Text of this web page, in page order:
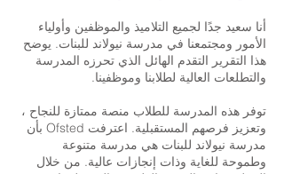
أنا سعيد جدًا لجميع التلاميذ والموظفين وأولياء
الأمور ومجتمعنا في مدرسة نيولاند للبنات. يوضح
هذا التقرير التقدم الهائل الذي تحرزه المدرسة
والتطلعات العالية لطلابنا وموظفينا.
توفر هذه المدرسة للطلاب منصة ممتازة للنجاح ،
وتعزيز فرصهم المستقبلية. اعترفت Ofsted بأن
مدرسة نيولاند للبنات هي مدرسة متنوعة
وطموحة للغاية وذات إنجازات عالية. من خلال